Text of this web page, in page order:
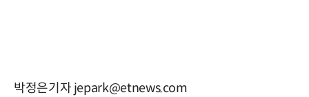
박정은기자 jepark@etnews.com